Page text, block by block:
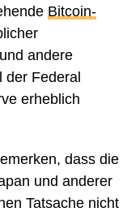
Bitcoin-
andere
Federal
erheblich
dass die
und anderer
Tatsache nicht